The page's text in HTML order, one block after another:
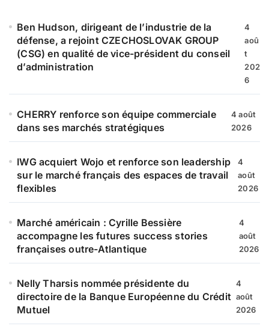
e Ben Hudson, dirigeant de l’industrie de la
défense, a rejoint CZECHOSLOVAK GROUP
(CSG) en qualité de vice-président du conseil
d’administration
4
aoû
t
202
6
CHERRY renforce son équipe commerciale
dans ses marchés stratégiques
4 août
2026
IWG acquiert Wojo et renforce son leadership
sur le marché français des espaces de travail
flexibles
4
août
2026
Marché américain : Cyrille Bessière
accompagne les futures success stories
françaises outre-Atlantique
4
août
2026
Nelly Tharsis nommée présidente du
directoire de la Banque Européenne du Crédit
Mutuel
4
août
2026